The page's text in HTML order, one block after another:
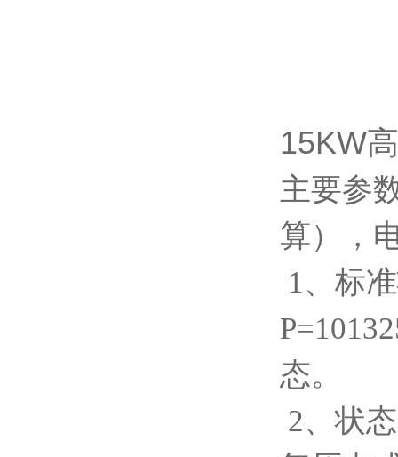
15KW
主要参
算），
1、标
态。
2、状